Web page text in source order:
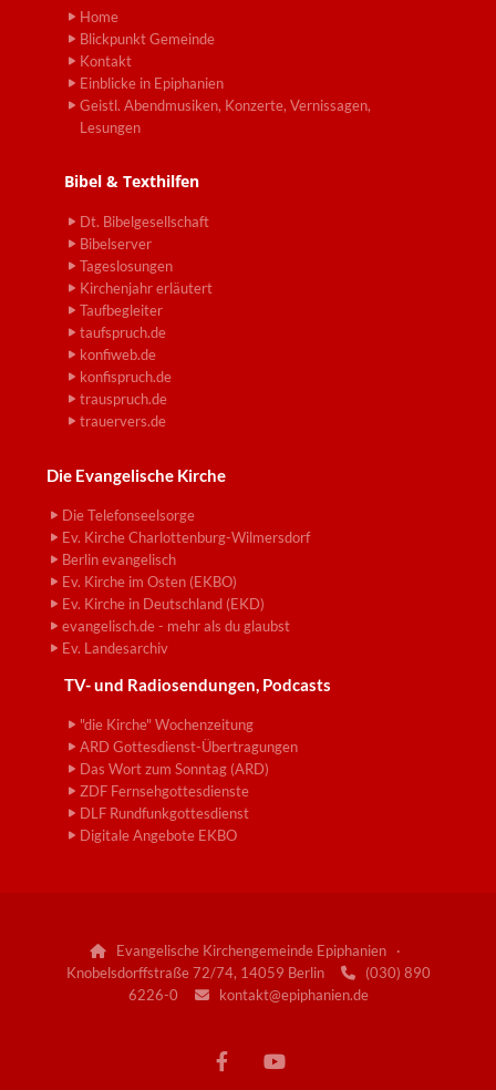
Home
Blickpunkt Gemeinde
Kontakt
Einblicke in Epiphanien
Geistl. Abendmusiken, Konzerte, Vernissagen,
Lesungen
Bibel & Texthilfen
Dt. Bibelgesellschaft
Bibelserver
Tageslosungen
Kirchenjahr erläutert
Taufbegleiter
taufspruch.de
konfiweb.de
konfispruch.de
trauspruch.de
trauervers.de
Die Evangelische Kirche
Die Telefonseelsorge
Ev. Kirche Charlottenburg-Wilmersdorf
Berlin evangelisch
Ev. Kirche im Osten (EKBO)
Ev. Kirche in Deutschland (EKD)
evangelisch.de - mehr als du glaubst
Ev. Landesarchiv
TV- und Radiosendungen, Podcasts
"die Kirche" Wochenzeitung
ARD Gottesdienst-Übertragungen
Das Wort zum Sonntag (ARD)
ZDF Fernsehgottesdienste
DLF Rundfunkgottesdienst
Digitale Angebote EKBO
Evangelische Kirchengemeinde Epiphanien ·
Knobelsdorffstraße 72/74, 14059 Berlin
(030) 890
6226-0
kontakt@epiphanien.de